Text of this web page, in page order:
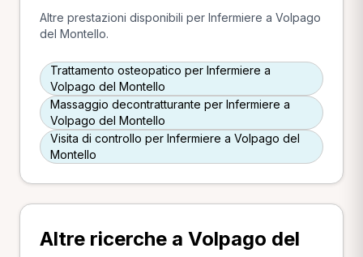
Altre prestazioni disponibili per Infermiere a Volpago
del Montello.
Trattamento osteopatico per Infermiere a
Volpago del Montello
Massaggio decontratturante per Infermiere a
Volpago del Montello
Visita di controllo per Infermiere a Volpago del
Montello
Altre ricerche a Volpago del